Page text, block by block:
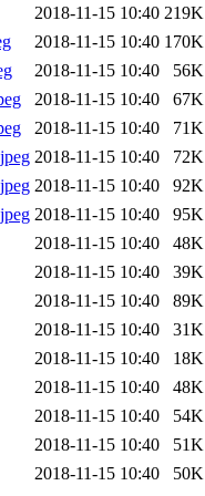
2018-11-15 10:40 219K
2018-11-15 10:40 170K
2018-11-15 10:40
56K
2018-11-15 10:40
67K
2018-11-15 10:40
71K
2018-11-15 10:40
72K
2018-11-15 10:40
92K
2018-11-15 10:40
95K
2018-11-15 10:40
48K
2018-11-15 10:40
39K
2018-11-15 10:40
89K
2018-11-15 10:40
31K
2018-11-15 10:40
18K
2018-11-15 10:40
48K
2018-11-15 10:40
54K
2018-11-15 10:40
51K
2018-11-15 10:40
50K